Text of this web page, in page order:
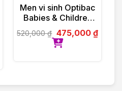
Men vi sinh Optibac
Babies & Children
hộp 30 gói
520,000₫ 475,000 ₫